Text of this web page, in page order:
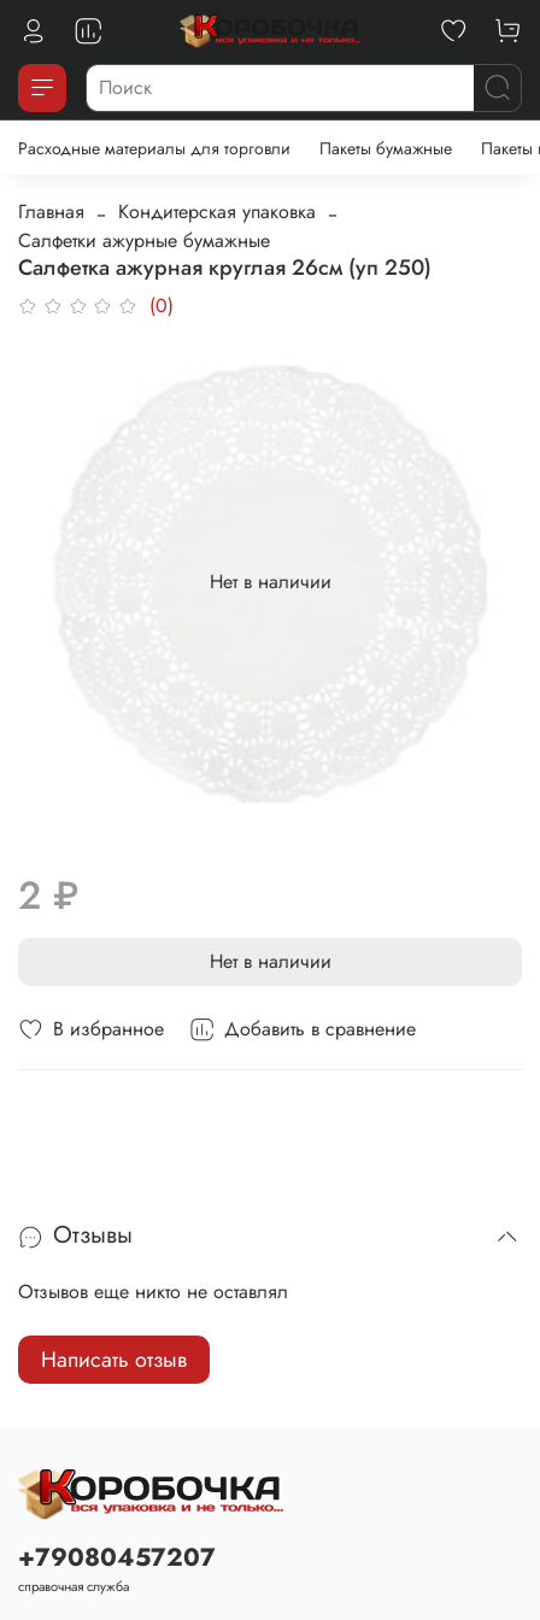
Расходные материалы для торговли Пакеты бумажные Пакеты
Главная
Кондитерская упаковка
Салфетки ажурные бумажные
Салфетка ажурная круглая 26см (уп 250)
(0)
В избранное Добавить в сравнение
Нет в наличии
2 ₽
Нет в наличии
Отзывы
Отзывов еще никто не оставлял
Написать отзыв
+79080457207
справочная служба